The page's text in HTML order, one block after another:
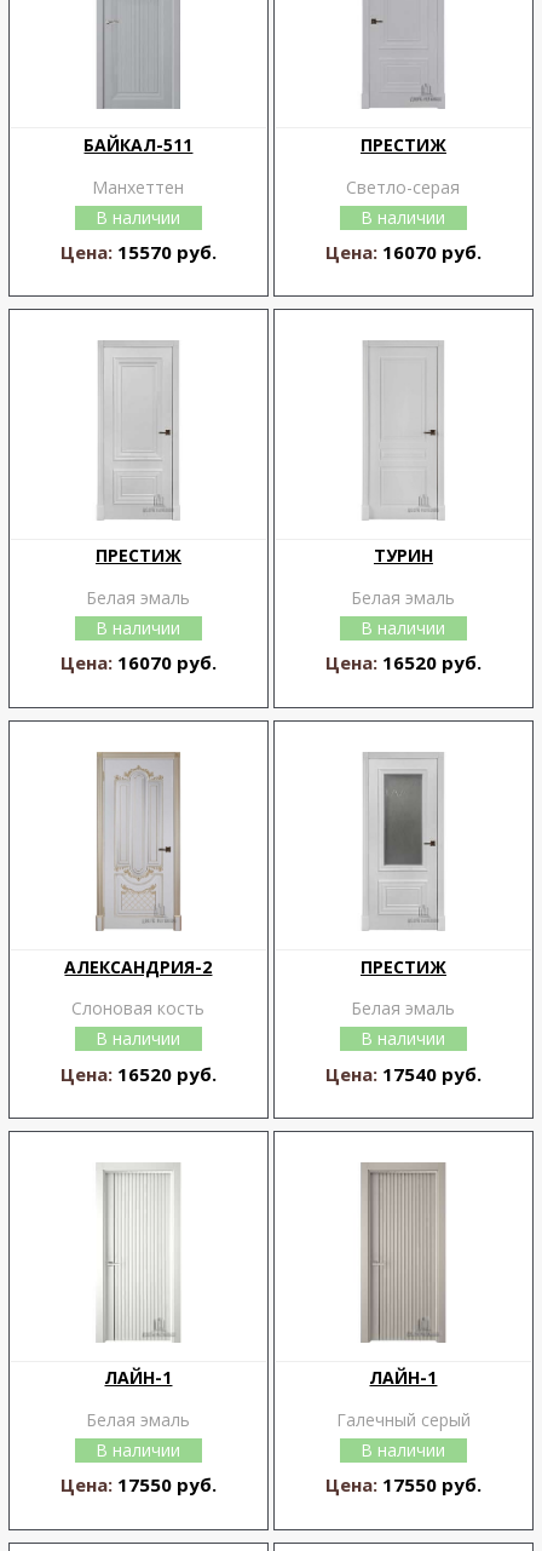
БАЙКАЛ-511
Манхеттен
В наличии
Цена: 15570 руб.
ПРЕСТИЖ
Светло-серая
В наличии
Цена: 16070 руб.
ПРЕСТИЖ
Белая эмаль
В наличии
Цена: 16070 руб.
ТУРИН
Белая эмаль
В наличии
Цена: 16520 руб.
АЛЕКСАНДРИЯ-2
Слоновая кость
В наличии
Цена: 16520 руб.
ПРЕСТИЖ
Белая эмаль
В наличии
Цена: 17540 руб.
ЛАЙН-1
Белая эмаль
В наличии
Цена: 17550 руб.
ЛАЙН-1
Галечный серый
В наличии
Цена: 17550 руб.